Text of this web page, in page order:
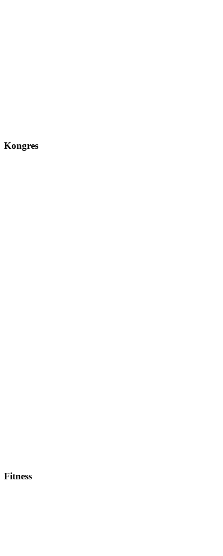
Kongres
Fitness